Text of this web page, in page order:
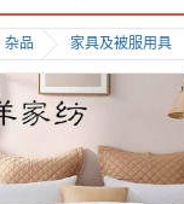
杂品 家具及被服用具